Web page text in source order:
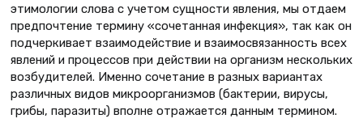
этимологии слова с учетом сущности явления, мы отдаем
предпочтение термину «сочетанная инфекция», так как он
подчеркивает взаимодействие и взаимосвязанность всех
явлений и процессов при действии на организм нескольких
возбудителей. Именно сочетание в разных вариантах
различных видов микроорганизмов (бактерии, вирусы,
грибы, паразиты) вполне отражается данным термином.